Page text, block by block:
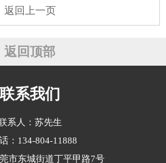
返回上一页
返回顶部
联系我们
系人：苏先生
：134-804-11888
市东城街道丁平甲路7号